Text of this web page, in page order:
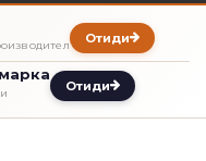
Отиди
Отиди